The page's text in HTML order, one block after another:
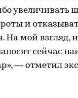
увеличивать
и
На мой взгляд,
сейчас
— отметил